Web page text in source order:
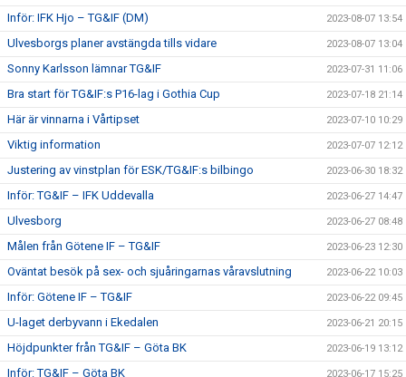
Inför: IFK Hjo – TG&IF (DM) 2023-08-07 13:54
Ulvesborgs planer avstängda tills vidare 2023-08-07 13:04
Sonny Karlsson lämnar TG&IF 2023-07-31 11:06
Bra start för TG&IF:s P16-lag i Gothia Cup 2023-07-18 21:14
Här är vinnarna i Vårtipset 2023-07-10 10:29
Viktig information 2023-07-07 12:12
Justering av vinstplan för ESK/TG&IF:s bilbingo 2023-06-30 18:32
Inför: TG&IF – IFK Uddevalla 2023-06-27 14:47
Ulvesborg 2023-06-27 08:48
Målen från Götene IF – TG&IF 2023-06-23 12:30
Oväntat besök på sex- och sjuåringarnas våravslutning 2023-06-22 10:03
Inför: Götene IF – TG&IF 2023-06-22 09:45
U-laget derbyvann i Ekedalen 2023-06-21 20:15
Höjdpunkter från TG&IF – Göta BK 2023-06-19 13:12
Inför: TG&IF – Göta BK 2023-06-17 15:25